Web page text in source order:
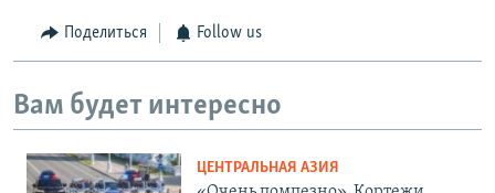
Поделиться Follow us
Вам будет интересно
ЦЕНТРАЛЬНАЯ АЗИЯ